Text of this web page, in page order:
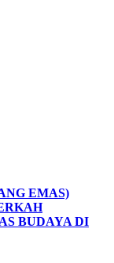
EMAS)
BUDAYA DI